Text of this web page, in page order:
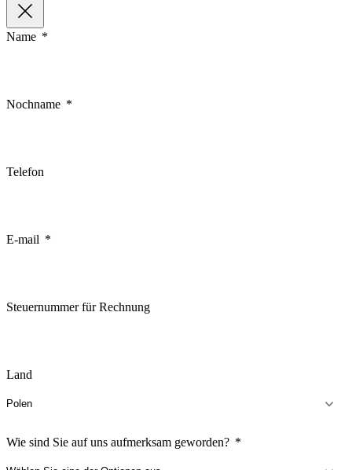
Name
Nochname
Telefon
E-mail
Steuernummer für Rechnung
Land
Wie sind Sie auf uns aufmerksam geworden?